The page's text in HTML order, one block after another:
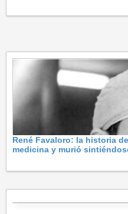
René Favaloro: la historia
medicina y murió